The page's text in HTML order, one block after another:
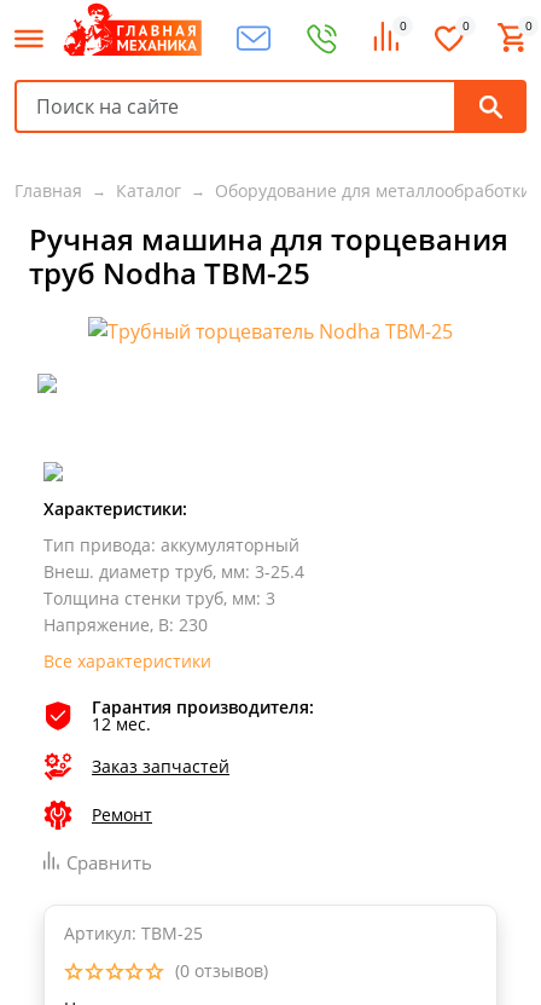
0 0 0
Главная Каталог Оборудование для металлообработки
Ручная машина для торцевания
труб Nodha ТВМ-25
Характеристики:
Тип привода: аккумуляторный
Внеш. диаметр труб, мм: 3-25.4
Толщина стенки труб, мм: 3
Напряжение, В: 230
Все характеристики
Гарантия производителя:
12 мес.
Заказ запчастей
Ремонт
Сравнить
Артикул: ТВМ-25
(0 отзывов)